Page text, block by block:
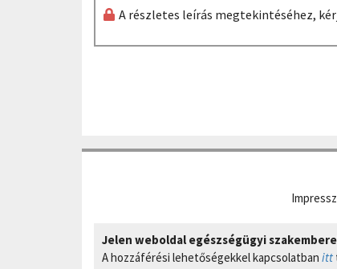
A részletes leírás megtekintéséhez,
Jelen weboldal egészségügyi
A hozzáférési lehetőségekkel kapcsolatban itt